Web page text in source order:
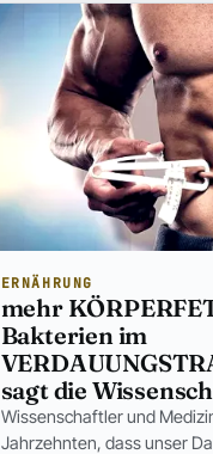
ERNÄHRUNG
mehr
Bakterien im
sagt die
Wissenschaftler und
Jahrzehnten, dass unser